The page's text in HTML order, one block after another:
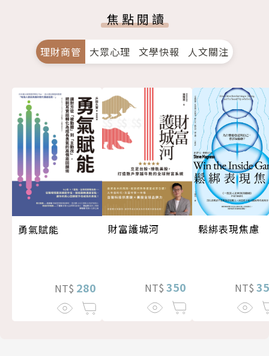
焦點閱讀
理財商管 大眾心理 文學快報 人文關注
勇氣賦能
NT$ 280
財富護城河
NT$ 350
鬆綁表現焦慮
NT$